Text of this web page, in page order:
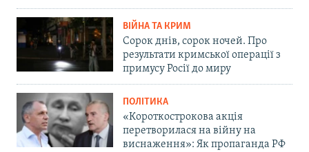
ВІЙНА ТА КРИМ
Сорок днів, сорок ночей. Про
результати кримської операції з
примусу Росії до миру
ПОЛІТИКА
«Короткострокова акція
перетворилася на війну на
виснаження»: Як пропаганда РФ